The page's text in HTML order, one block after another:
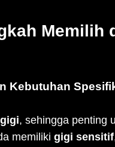
Memilih
Kebutuhan
, sehingga penting
memiliki gigi sensitif